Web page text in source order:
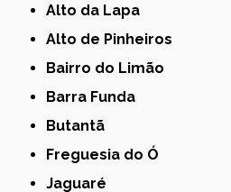
Alto da Lapa
Alto de Pinheiros
Bairro do Limão
Barra Funda
Butantã
Freguesia do Ó
Jaguaré